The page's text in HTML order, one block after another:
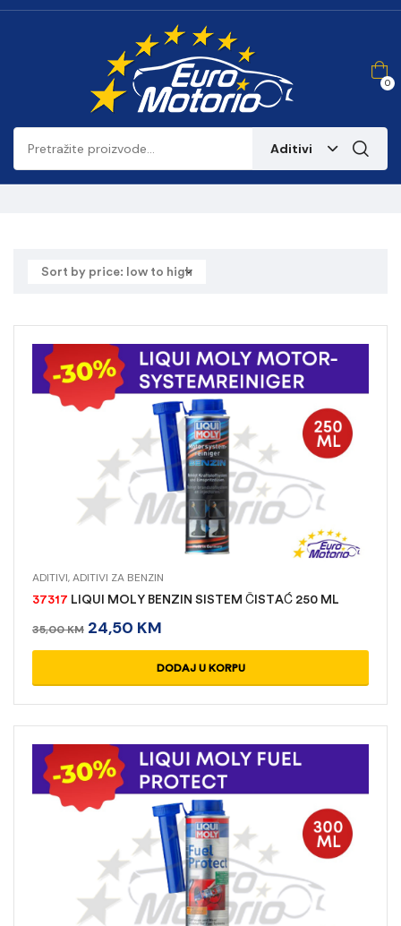
0
Aditivi
ADITIVI,ADITIVI ZA BENZIN
37317 LIQUI MOLY BENZIN SISTEM ČISTAĆ 250 ML
35,00KM 24,50 KM
DODAJ U KORPU